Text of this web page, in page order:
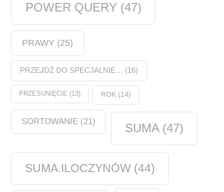
POWER QUERY (47)
PRAWY (25)
PRZEJDŹ DO SPECJALNIE… (16)
PRZESUNIĘCIE (13) ROK(14)
SORTOWANIE(21) SUMA(47)
SUMA.ILOCZYNÓW (44)